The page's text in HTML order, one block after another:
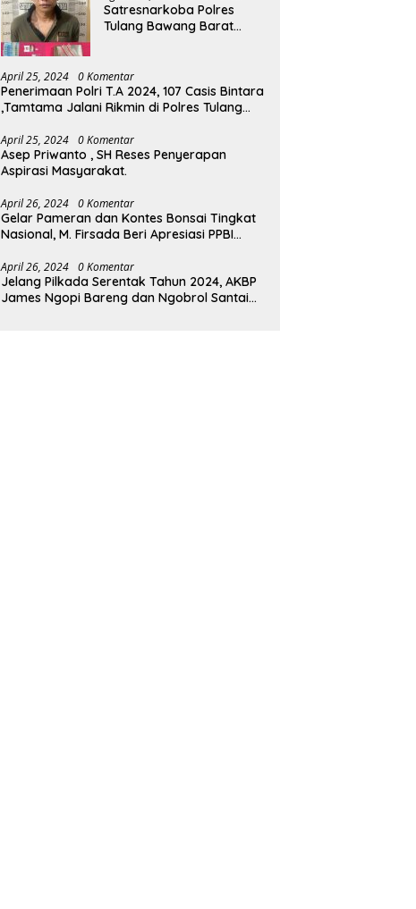
Satresnarkoba Polres
Tulang Bawang Barat
Kecamatan Lambu Kibang.
April 25, 2024 0 Komentar
Penerimaan Polri T.A 2024, 107 Casis Bintara
,Tamtama Jalani Rikmin di Polres Tulang
April 25, 2024 0 Komentar
Asep Priwanto , SH Reses Penyerapan
Aspirasi Masyarakat.
April 26, 2024 0 Komentar
Gelar Pameran dan Kontes Bonsai Tingkat
Nasional, M. Firsada Beri Apresiasi PPBI
April 26, 2024 0 Komentar
Jelang Pilkada Serentak Tahun 2024, AKBP
James Ngopi Bareng dan Ngobrol Santai